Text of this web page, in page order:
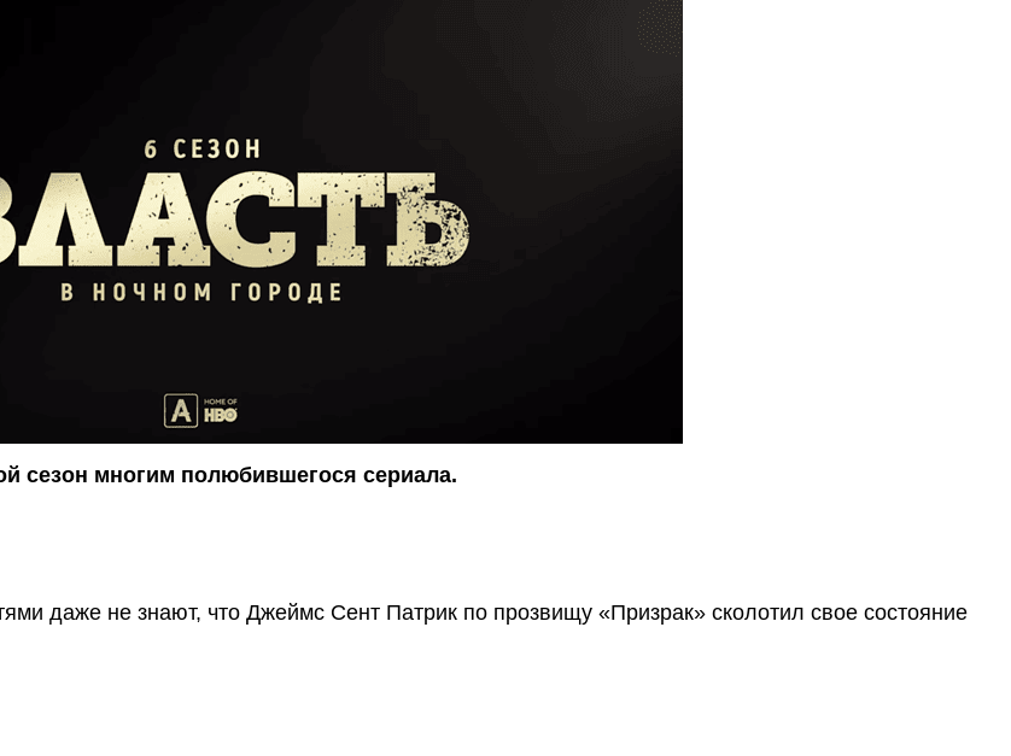
сезон многим полюбившегося сериала.
даже не знают, что Джеймс Сент Патрик по прозвищу «Призрак» сколотил свое состояние